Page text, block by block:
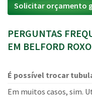
Solicitar orçamento
PERGUNTAS
EM BELFORD
É possível trocar
Em muitos casos, sim.